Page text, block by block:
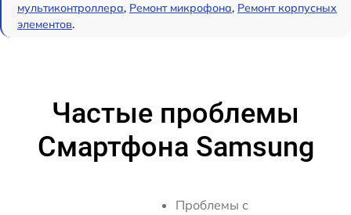
мультиконтроллера, Ремонт микрофона, Ремонт корпусных
элементов.
Частые проблемы
Смартфона Samsung
Проблемы с